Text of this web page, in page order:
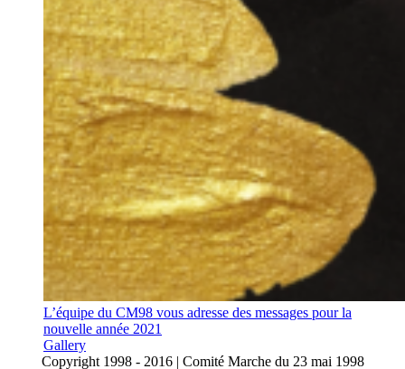
L’équipe du CM98 vous adresse des messages pour la
nouvelle année 2021
Gallery
Copyright 1998 - 2016 | Comité Marche du 23 mai 1998